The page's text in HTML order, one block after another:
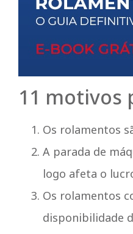
11 motivos
Os rolamentos
A parada de
logo afeta o
Os rolamentos
disponibilidade